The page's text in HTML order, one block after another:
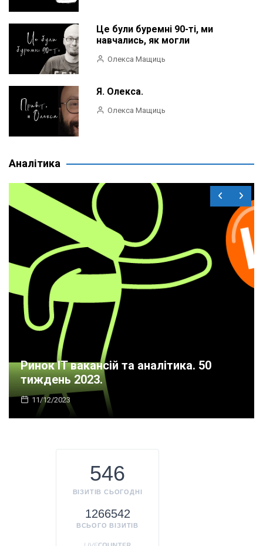
Це були буремні 90-ті, ми
навчались, як могли
Олекса Мащиць
Я. Олекса.
Олекса Мащиць
Аналітика
Ринок IT вакансій та аналітика. 50
тиждень 2023.
11/12/2023
546
ВІЗИТІВ СЬОГОДНІ
1266542
ВСЬОГО ВІЗИТІВ